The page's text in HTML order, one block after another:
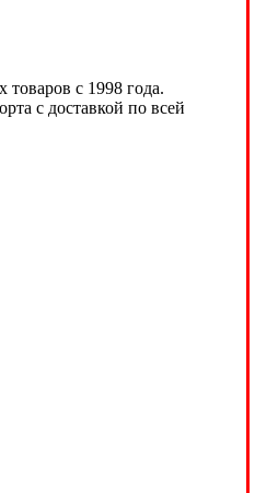
с 1998 года.
с доставкой по всей